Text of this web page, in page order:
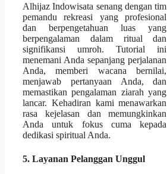
Alhijaz Indowisata senang dengan tim
pemandu rekreasi yang profesional
dan berpengetahuan luas yang
berpengalaman dalam ritual dan
signifikansi umroh. Tutorial ini
menemani Anda sepanjang perjalanan
Anda, memberi wacana bernilai,
menjawab pertanyaan Anda, dan
memastikan pengalaman ziarah yang
lancar. Kehadiran kami menawarkan
rasa kejelasan dan memungkinkan
Anda untuk fokus cuma kepada
dedikasi spiritual Anda.
5. Layanan Pelanggan Unggul